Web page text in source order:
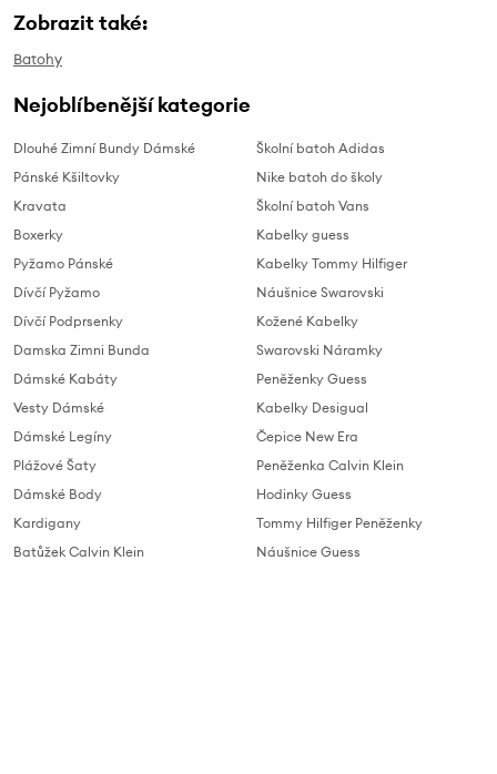
Zobrazit také:
Batohy
Nejoblíbenější kategorie
Dlouhé Zimní Bundy Dámské
Pánské Kšiltovky
Kravata
Boxerky
Pyžamo Pánské
Dívčí Pyžamo
Dívčí Podprsenky
Damska Zimni Bunda
Dámské Kabáty
Vesty Dámské
Dámské Legíny
Plážové Šaty
Dámské Body
Kardigany
Batůžek Calvin Klein
Školní batoh Adidas
Nike batoh do školy
Školní batoh Vans
Kabelky guess
Kabelky Tommy Hilfiger
Náušnice Swarovski
Kožené Kabelky
Swarovski Náramky
Peněženky Guess
Kabelky Desigual
Čepice New Era
Peněženka Calvin Klein
Hodinky Guess
Tommy Hilfiger Peněženky
Náušnice Guess